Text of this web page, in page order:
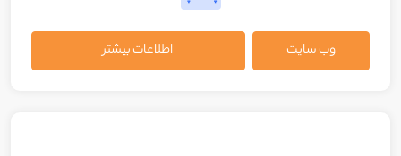
وب سایت اطلاعات بیشتر